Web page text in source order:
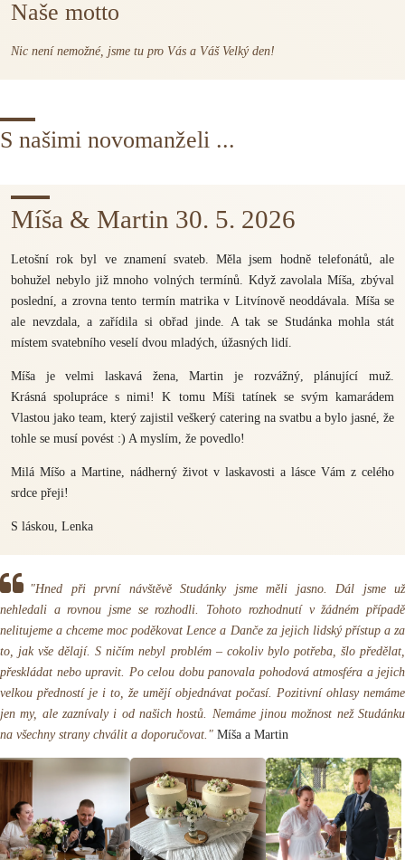
Naše motto
Nic není nemožné, jsme tu pro Vás a Váš Velký den!
S našimi novomanželi ...
Míša & Martin 30. 5. 2026
Letošní rok byl ve znamení svateb. Měla jsem hodně telefonátů, ale
bohužel nebylo již mnoho volných termínů. Když zavolala Míša, zbýval
poslední, a zrovna tento termín matrika v Litvínově neoddávala. Míša se
ale nevzdala, a zařídila si obřad jinde. A tak se Studánka mohla stát
místem svatebního veselí dvou mladých, úžasných lidí.
Míša je velmi laskavá žena, Martin je rozvážný, plánující muž.
Krásná spolupráce s nimi! K tomu Míši tatínek se svým kamarádem
Vlastou jako team, který zajistil veškerý catering na svatbu a bylo jasné, že
tohle se musí povést :) A myslím, že povedlo!
Milá Míšo a Martine, nádherný život v laskavosti a lásce Vám z celého
srdce přeji!
S láskou, Lenka
"Hned při první návštěvě Studánky jsme měli jasno. Dál jsme už
nehledali a rovnou jsme se rozhodli. Tohoto rozhodnutí v žádném případě
nelitujeme a chceme moc poděkovat Lence a Danče za jejich lidský přístup a za
to, jak vše dělají. S ničím nebyl problém – cokoliv bylo potřeba, šlo předělat,
přeskládat nebo upravit. Po celou dobu panovala pohodová atmosféra a jejich
velkou předností je i to, že umějí objednávat počasí. Pozitivní ohlasy nemáme
jen my, ale zaznívaly i od našich hostů. Nemáme jinou možnost než Studánku
na všechny strany chválit a doporučovat." Míša a Martin